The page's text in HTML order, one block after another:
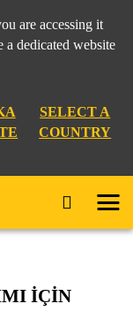
are accessing it
dedicated website
SELECT A
COUNTRY
İÇİN